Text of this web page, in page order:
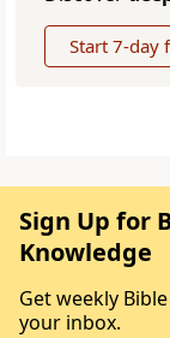
Start 7-day
Sign Up for
Knowledge
Get weekly
your inbox.